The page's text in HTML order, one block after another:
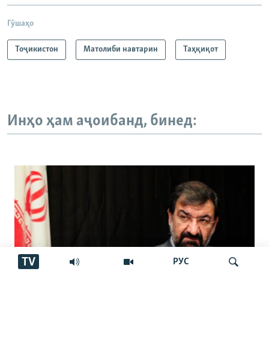
РУС
TV
Гӯшаҳо
Тоҷикистон Матолиби навтарин Таҳқиқот
Инҳо ҳам аҷоибанд, бинед: